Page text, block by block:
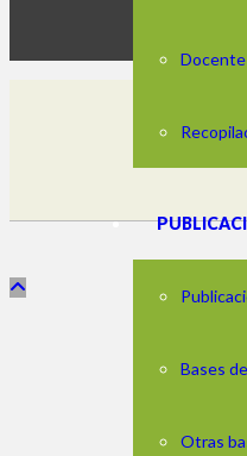
Bases
Otras